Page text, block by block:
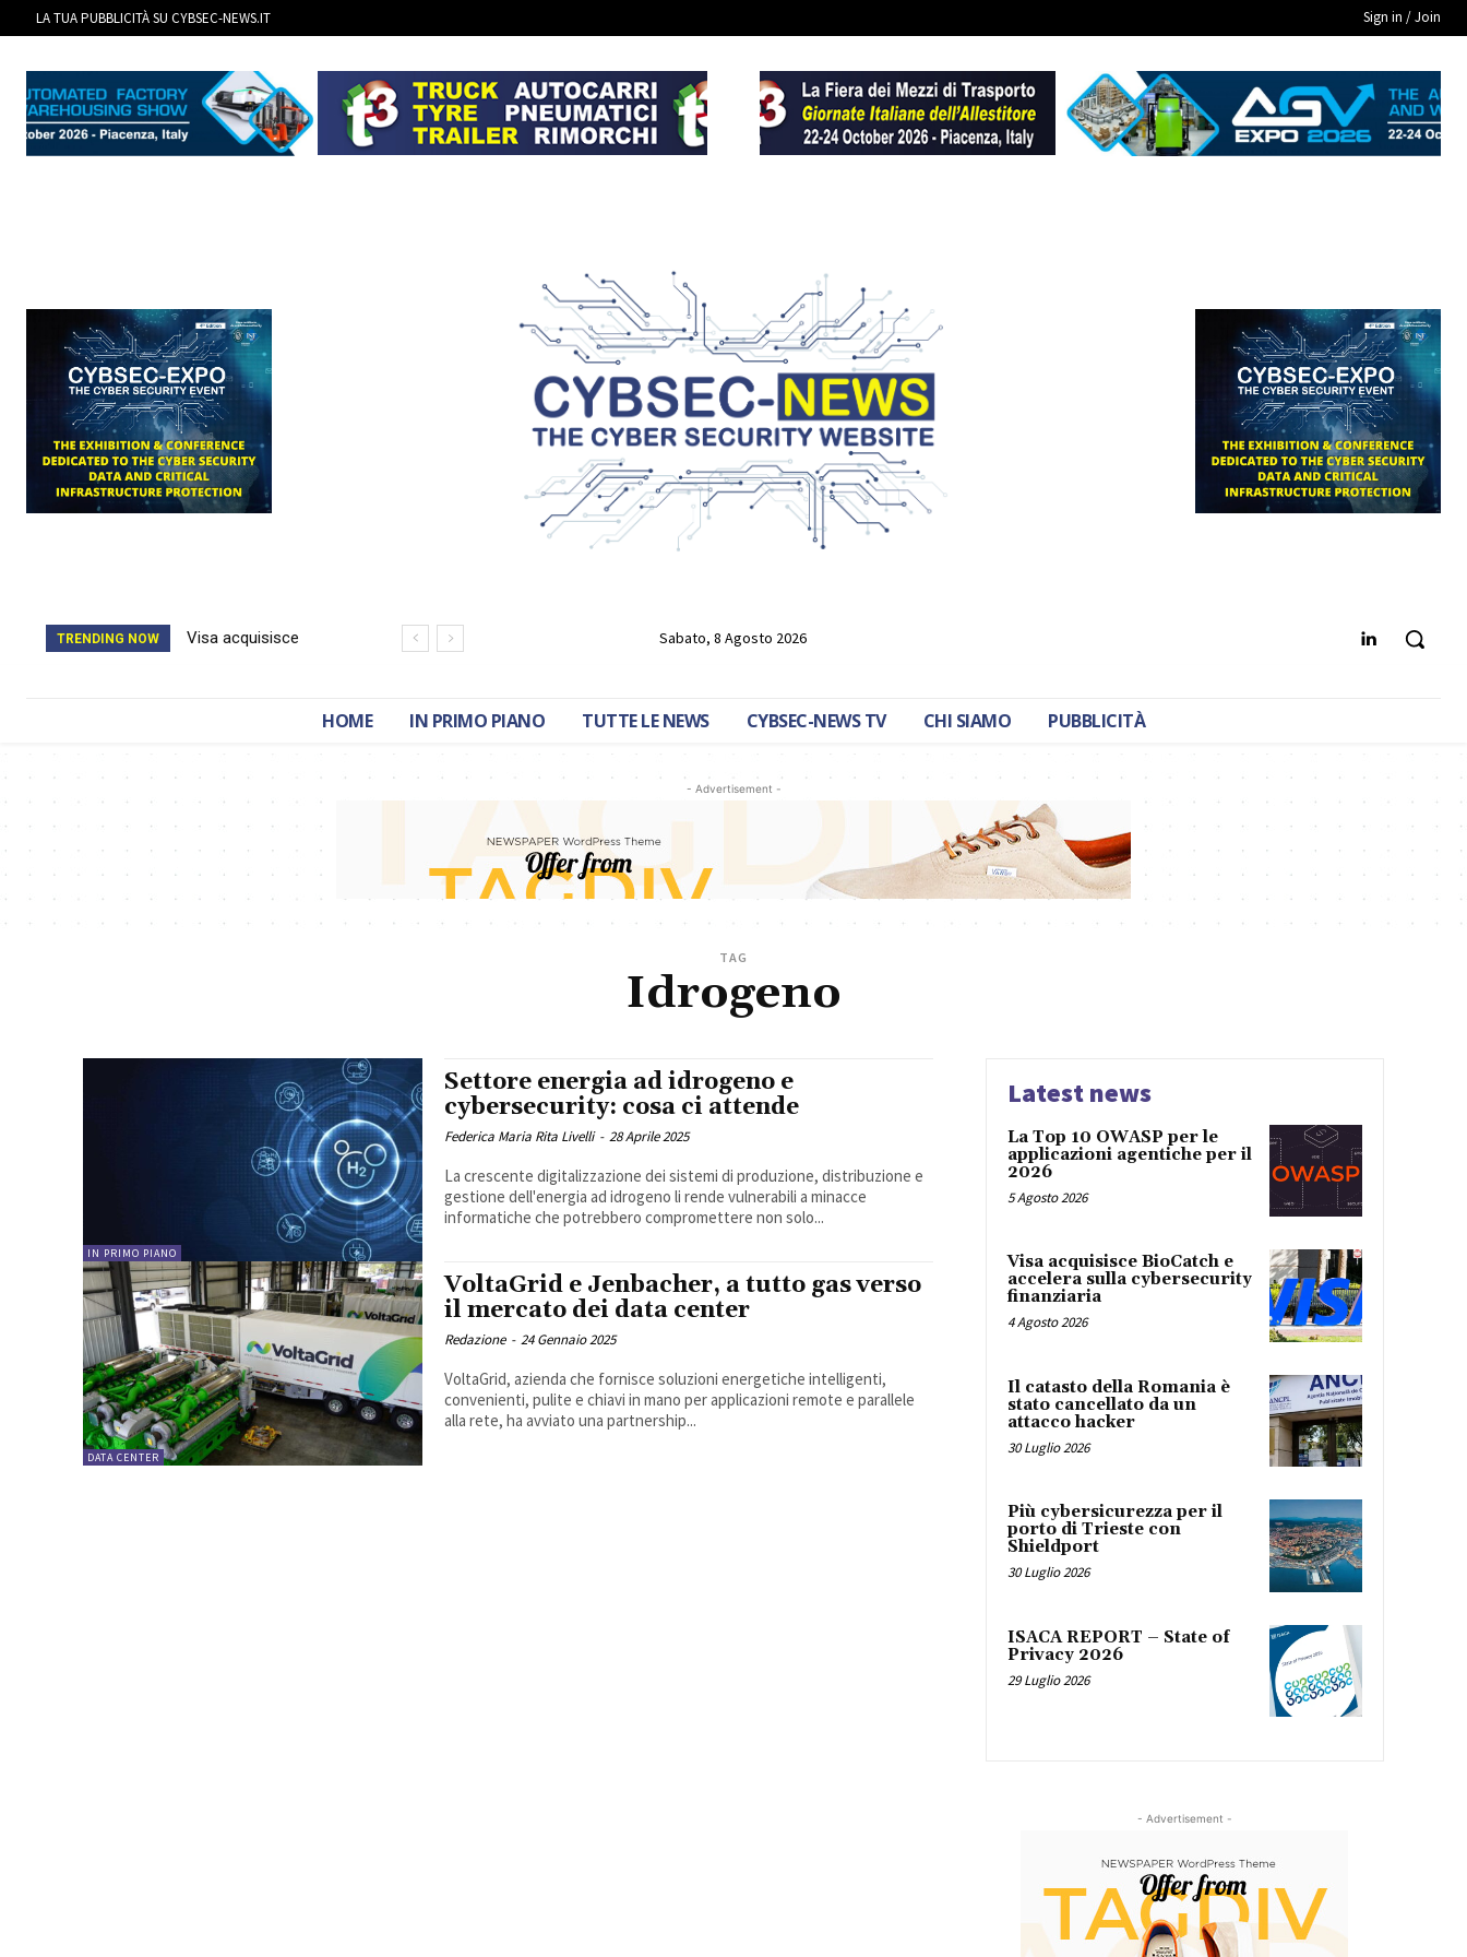
LA TUA PUBBLICITÀ SU CYBSEC-NEWS.IT Sign in / Join
TRENDING NOW
Visa acquisisce
Sabato, 8 Agosto 2026
HOME IN PRIMO PIANO TUTTE LE NEWS CYBSEC-NEWS TV CHI SIAMO PUBBLICITÀ
- Advertisement -
TAG
Idrogeno
IN PRIMO PIANO
Settore energia ad idrogeno e
cybersecurity: cosa ci attende
Federica Maria Rita Livelli - 28 Aprile 2025
La crescente digitalizzazione dei sistemi di produzione, distribuzione e
gestione dell'energia ad idrogeno li rende vulnerabili a minacce
informatiche che potrebbero compromettere non solo...
DATA CENTER
VoltaGrid e Jenbacher, a tutto gas verso
il mercato dei data center
Redazione - 24 Gennaio 2025
VoltaGrid, azienda che fornisce soluzioni energetiche intelligenti,
convenienti, pulite e chiavi in ​​mano per applicazioni remote e parallele
alla rete, ha avviato una partnership...
Latest news
La Top 10 OWASP per le
applicazioni agentiche per il
2026
5 Agosto 2026
Visa acquisisce BioCatch e
accelera sulla cybersecurity
finanziaria
4 Agosto 2026
Il catasto della Romania è
stato cancellato da un
attacco hacker
30 Luglio 2026
Più cybersicurezza per il
porto di Trieste con
Shieldport
30 Luglio 2026
ISACA REPORT – State of
Privacy 2026
29 Luglio 2026
- Advertisement -